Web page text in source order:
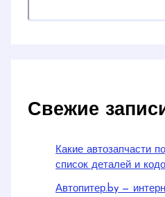
Свежие
Какие автозапчасти
список деталей и
Автопитер.by —